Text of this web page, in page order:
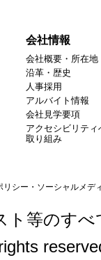
会社情報
会社概要・所在地
沿革・歴史
人事採用
アルバイト情報
会社見学要項
アクセシビリティ
取り組み
リシー・ソーシャルメデ
ト等のす